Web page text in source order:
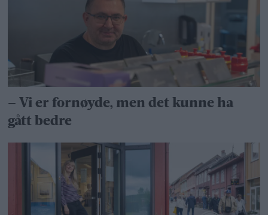
– Vi er fornøyde, men det kunne ha
gått bedre